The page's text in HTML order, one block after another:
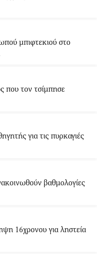
μπιφτεκιού στο
που τον τσίμπησε
για τις πυρκαγιές
βαθμολογίες
16χρονου για ληστεία